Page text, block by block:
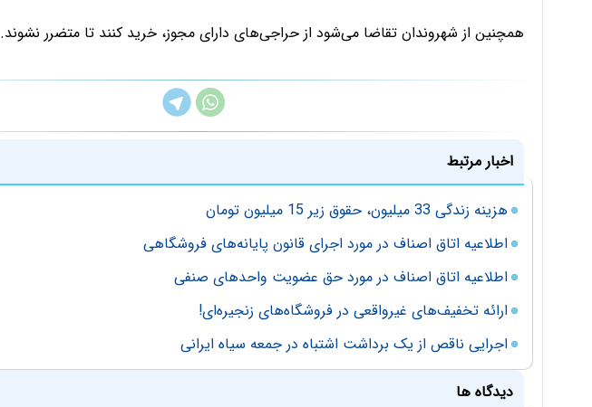
همچنین از شهروندان تقاضا می‌شود از حراجی‌های دارای مجوز، خرید کنند تا متضرر نشوند.
اخبار مرتبط
هزینه زندگی 33 میلیون، حقوق زیر 15 میلیون تومان
اطلاعیه اتاق اصناف در مورد اجرای قانون پایانه‌های فروشگاهی
اطلاعیه اتاق اصناف در مورد حق عضویت واحدهای صنفی
ارائه تخفیف‌های غیرواقعی در فروشگاه‌های زنجیره‌ای!
اجرایی ناقص از یک برداشت اشتباه در جمعه سیاه ایرانی
دیدگاه ها